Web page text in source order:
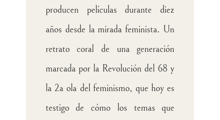
producen películas durante diez
años desde la mirada feminista. Un
retrato coral de una generación
marcada por la Revolución del 68 y
la 2a ola del feminismo, que hoy es
testigo de cómo los temas que